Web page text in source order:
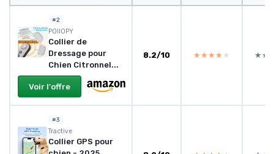
#2
POIIOPY
Collier de
Dressage pour
Chien Citronnel...
Voir l'offre
8.2/10 ★★★★★
★★★★★
#3
Tractive
Collier GPS pour